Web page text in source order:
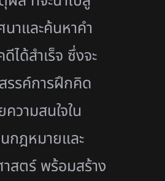
นาและค้นหาคำ
ได้สำเร็จ ซึ่งจะ
รรค์การฝึกคิด
วามสนใจใน
กฎหมายและ
สตร์ พร้อมสร้าง